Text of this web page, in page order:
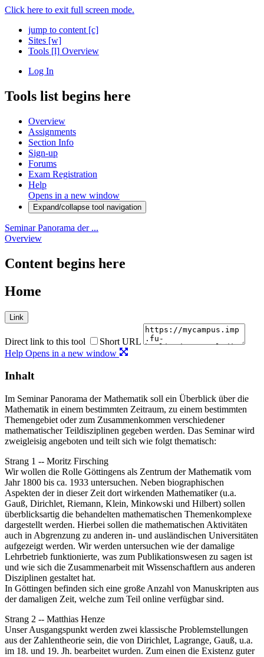
Click here to exit full screen mode.
jump to content [c]
Sites [w]
Tools [l] Overview
Log In
Tools list begins here
Overview
Assignments
Section Info
Sign-up
Forums
Exam Registration
Help
Opens in a new window
Expand/collapse tool navigation
Seminar Panorama der ...
Overview
Content begins here
Home
Link
Direct link to this tool
Short URL
Help Opens in a new window
Inhalt
Im Seminar Panorama der Mathematik soll ein Überblick über die
Mathematik in einem bestimmten Zeitraum, zu einem bestimmten
Themengebiet oder zum Zusammenkommen verschiedener
mathematischer Teildisziplinen gegeben werden. Das Seminar wird
zweigleisig angeboten und teilt sich wie folgt thematisch:
Strang 1 -- Moritz Firsching
Wir wollen die Rolle Göttingens als Zentrum der Mathematik vom
Jahr 1800 bis ca. 1933 untersuchen. Neben biographischen
Aspekten der in dieser Zeit dort wirkenden Mathematiker (u.a.
Gauß, Dirichlet, Riemann, Klein, Minkowski und Hilbert) sollen
überblicksartig die behandelten mathematischen Themenkomplexe
dargestellt werden. Hierbei sollen die mathematischen Aktivitäten
auch in Abgrenzung zu anderen in- und ausländischen Universitäten
aufgezeigt werden. Wir werden untersuchen wie der damalige
Lehrbetrieb funktionierte, was zum Publikationswesen zu sagen ist
und wie sich die Zusammenarbeit mit Wissenschaftlern aus anderen
Disziplinen gestaltet hat.
In Göttingen befinden sich eine große Anzahl von Manuskripten aus
der damaligen Zeit, welche zum Teil online verfügbar sind.
Strang 2 -- Matthias Henze
Unser Ausgangspunkt werden zwei klassische Problemstellungen
aus der Zahlentheorie sein, die von Dirichlet, Lagrange, Gauß, u.a.
im 18. und 19. Jh. bearbeitet wurden. Zum einen die Existenz guter